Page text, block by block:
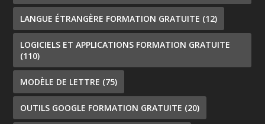
LANGUE ÉTRANGÈRE FORMATION GRATUITE (12)
LOGICIELS ET APPLICATIONS FORMATION GRATUITE
(110)
MODÈLE DE LETTRE (75)
OUTILS GOOGLE FORMATION GRATUITE (20)